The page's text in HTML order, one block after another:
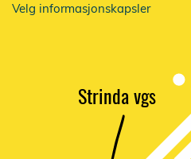
Velg informasjonskapsler
Strinda vgs